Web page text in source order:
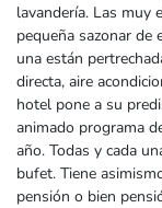
lavandería. Las muy
pequeña sazonar de
una están
directa, aire
hotel pone a su
animado programa
año. Todas y cada
bufet. Tiene
pensión o bien